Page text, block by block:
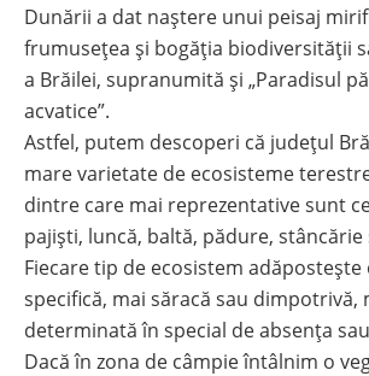
Dunării a dat naștere unui peisaj
frumusețea și bogăția biodiversității
a Brăilei, supranumită și „Paradisul
acvatice”.
Astfel, putem descoperi că judeţul
mare varietate de ecosisteme
dintre care mai reprezentative sunt
pajiști, luncă, baltă, pădure,
Fiecare tip de ecosistem adăpostește
specifică, mai săracă sau dimpotrivă,
determinată în special de absența
Dacă în zona de câmpie întâlnim o